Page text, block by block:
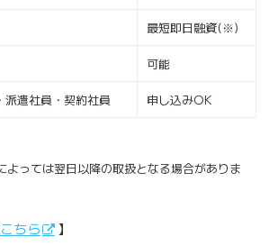
最短即日融資(※)
可能
派遣社員・契約社員 申し込みOK
っては翌日以降の取扱となる場合がありま
ちら 】